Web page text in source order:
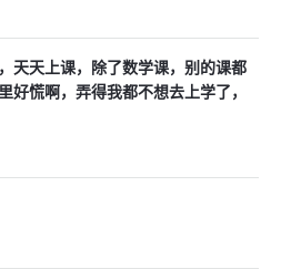
天天上课，除了数学课，别的课都
好慌啊，弄得我都不想去上学了，